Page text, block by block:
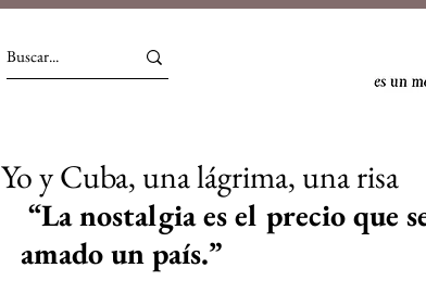
Yo y Cuba, una lágrima, una risa
amado un país.”